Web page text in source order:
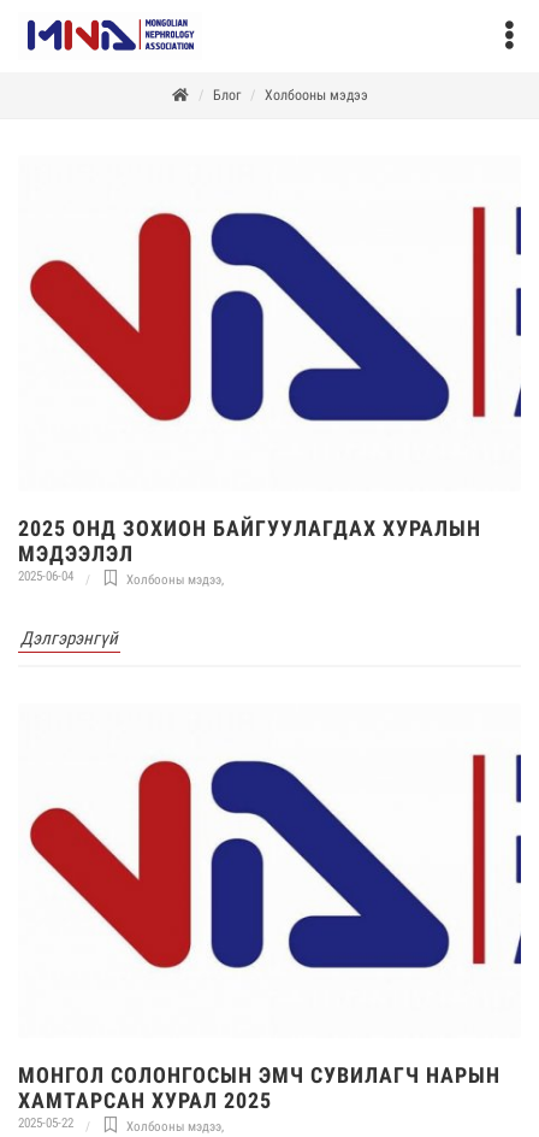
Блог Холбооны мэдээ
2025 ОНД ЗОХИОН БАЙГУУЛАГДАХ ХУРАЛЫН
МЭДЭЭЛЭЛ
2025-06-04 Холбооны мэдээ,
Дэлгэрэнгүй
МОНГОЛ СОЛОНГОСЫН ЭМЧ СУВИЛАГЧ НАРЫН
ХАМТАРСАН ХУРАЛ 2025
2025-05-22 Холбооны мэдээ,